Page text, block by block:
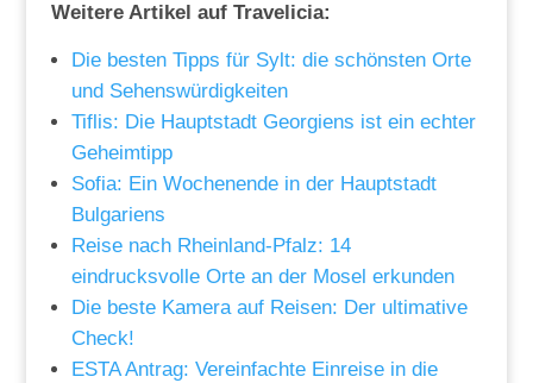
Weitere Artikel auf Travelicia:
Die besten Tipps für Sylt: die schönsten Orte
und Sehenswürdigkeiten
Tiflis: Die Hauptstadt Georgiens ist ein echter
Geheimtipp
Sofia: Ein Wochenende in der Hauptstadt
Bulgariens
Reise nach Rheinland-Pfalz: 14
eindrucksvolle Orte an der Mosel erkunden
Die beste Kamera auf Reisen: Der ultimative
Check!
ESTA Antrag: Vereinfachte Einreise in die